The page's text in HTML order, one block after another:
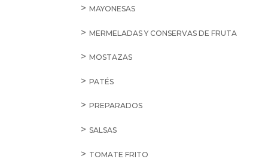
MAYONESAS
MERMELADAS Y CONSERVAS DE FRUTA
MOSTAZAS
PATÉS
PREPARADOS
SALSAS
TOMATE FRITO